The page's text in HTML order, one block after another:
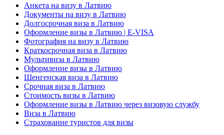
Анкета на визу в Латвию
Документы на визу в Латвию
Долгосрочная виза в Латвию
Оформление визы в Латвию | E-VISA
Фотография на визу в Латвию
Краткосрочная виза в Латвию
Мультивиза в Латвию
Оформление визы в Латвию
Шенгенская виза в Латвию
Срочная виза в Латвию
Стоимость визы в Латвию
Оформление визы в Латвию через визовую службу
Виза в Латвию
Страхование туристов для визы